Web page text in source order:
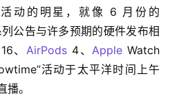
公告与许多预期的硬件发布相
、AirPods 4、Apple Watch
活动于太平洋时间上午
播。